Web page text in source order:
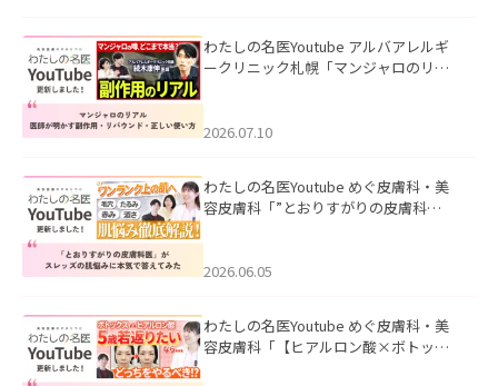
わたしの名医Youtube アルバアレルギ
ークリニック札幌「マンジャロのリア
た。
2026.07.10
わたしの名医Youtube めぐ皮膚科・美
容皮膚科「”とおりすがりの皮膚科
2026.06.05
わたしの名医Youtube めぐ皮膚科・美
容皮膚科「【ヒアルロン酸×ボトック